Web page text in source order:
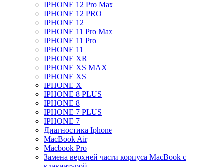
IPHONE 12 Pro Max
IPHONE 12 PRO
IPHONE 12
IPHONE 11 Pro Max
IPHONE 11 Pro
IPHONE 11
IPHONE XR
IPHONE XS MAX
IPHONE XS
IPHONE X
IPHONE 8 PLUS
IPHONE 8
IPHONE 7 PLUS
IPHONE 7
Диагностика Iphone
MacBook Air
Macbook Pro
Замена верхней части корпуса MacBook с